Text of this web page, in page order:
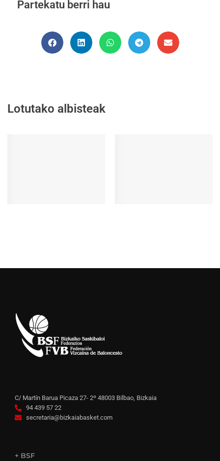
Partekatu berri hau
Lotutako albisteak
C/ Martín Barua Picaza 27- 2º 48003 Bilbao, Bizkaia
94 439 57 22
secretaria@bizkaiabasket.com
+ BSF